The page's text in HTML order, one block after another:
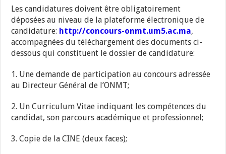
Les candidatures doivent être obligatoirement
déposées au niveau de la plateforme électronique de
candidature: http://concours-onmt.um5.ac.ma,
accompagnées du téléchargement des documents ci-
dessous qui constituent le dossier de candidature:
1. Une demande de participation au concours adressée
au Directeur Général de l’ONMT;
2. Un Curriculum Vitae indiquant les compétences du
candidat, son parcours académique et professionnel;
3. Copie de la CINE (deux faces);